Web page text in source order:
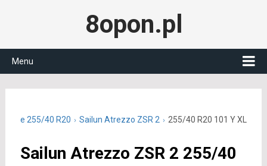
8opon.pl
Menu
letnie 255/40 R20 Sailun Atrezzo ZSR 2 255/40 R20 101 Y XL
Sailun Atrezzo ZSR 2 255/40